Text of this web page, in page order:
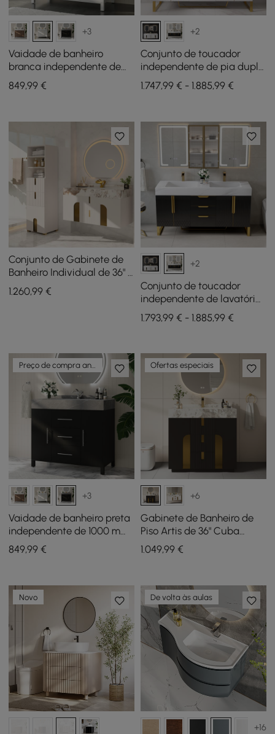
+3
Vaidade de banheiro
branca independente de
1000 mm, bancada de
pedra sinterizada e alças
849,99 €
+2
Conjunto de toucador
independente de pia dupla
de 1500 mm com armário
de remédios LED com
1.747,99 € - 1.885,99 €
Conjunto de Gabinete de
Banheiro Individual de 36" e
Armário de
Armazenamento de
1.260,99 €
+2
Conjunto de toucador
independente de lavatório
duplo de 150 cm com
armário de espelho LED
1.793,99 € - 1.885,99 €
+3
Vaidade de banheiro preta
independente de 1000 mm,
bancada de pedra
sinterizada e alças
849,99 €
Ofertas especiais
+6
Gabinete de Banheiro de
Piso Artis de 36" Cuba
Única Tampo em Pedra
Sinterizada
1.049,99€
Novo De volta às aulas
+16